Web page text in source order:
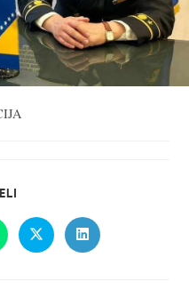
CONTENT
Opens
in
Opens
in